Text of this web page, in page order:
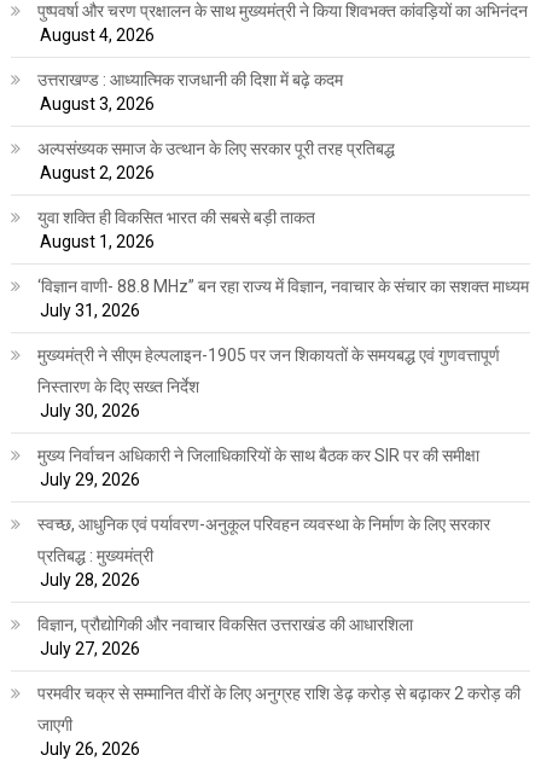
पुष्पवर्षा और चरण प्रक्षालन के साथ मुख्यमंत्री ने किया शिवभक्त कांवड़ियों का अभिनंदन
August 4, 2026
उत्तराखण्ड : आध्यात्मिक राजधानी की दिशा में बढ़े कदम
August 3, 2026
अल्पसंख्यक समाज के उत्थान के लिए सरकार पूरी तरह प्रतिबद्ध
August 2, 2026
युवा शक्ति ही विकसित भारत की सबसे बड़ी ताकत
August 1, 2026
‘विज्ञान वाणी- 88.8 MHz” बन रहा राज्य में विज्ञान, नवाचार के संचार का सशक्त माध्यम
July 31, 2026
मुख्यमंत्री ने सीएम हेल्पलाइन-1905 पर जन शिकायतों के समयबद्ध एवं गुणवत्तापूर्ण
निस्तारण के दिए सख्त निर्देश
July 30, 2026
मुख्य निर्वाचन अधिकारी ने जिलाधिकारियों के साथ बैठक कर SIR पर की समीक्षा
July 29, 2026
स्वच्छ, आधुनिक एवं पर्यावरण-अनुकूल परिवहन व्यवस्था के निर्माण के लिए सरकार
प्रतिबद्ध : मुख्यमंत्री
July 28, 2026
विज्ञान, प्रौद्योगिकी और नवाचार विकसित उत्तराखंड की आधारशिला
July 27, 2026
परमवीर चक्र से सम्मानित वीरों के लिए अनुग्रह राशि डेढ़ करोड़ से बढ़ाकर 2 करोड़ की
जाएगी
July 26, 2026